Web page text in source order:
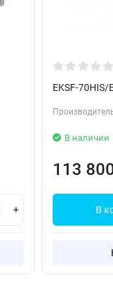
EKSF-70HIS/
В наличии
113
В